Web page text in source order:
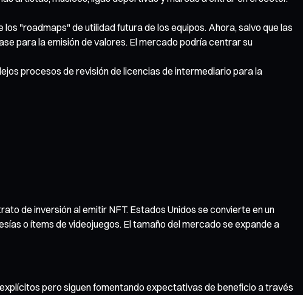
"roadmaps" de utilidad futura de los equipos. Ahora, salvo que las
para la emisión de valores. El mercado podría centrar su
procesos de revisión de licencias de intermediario para la
de inversión al emitir NFT. Estados Unidos se convierte en un
o ítems de videojuegos. El tamaño del mercado se expande a
pero siguen fomentando expectativas de beneficio a través